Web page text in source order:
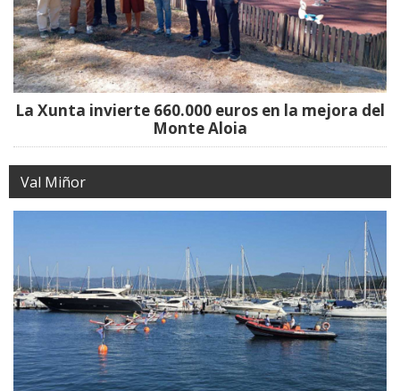
La Xunta invierte 660.000 euros en la mejora del
Monte Aloia
Val Miñor